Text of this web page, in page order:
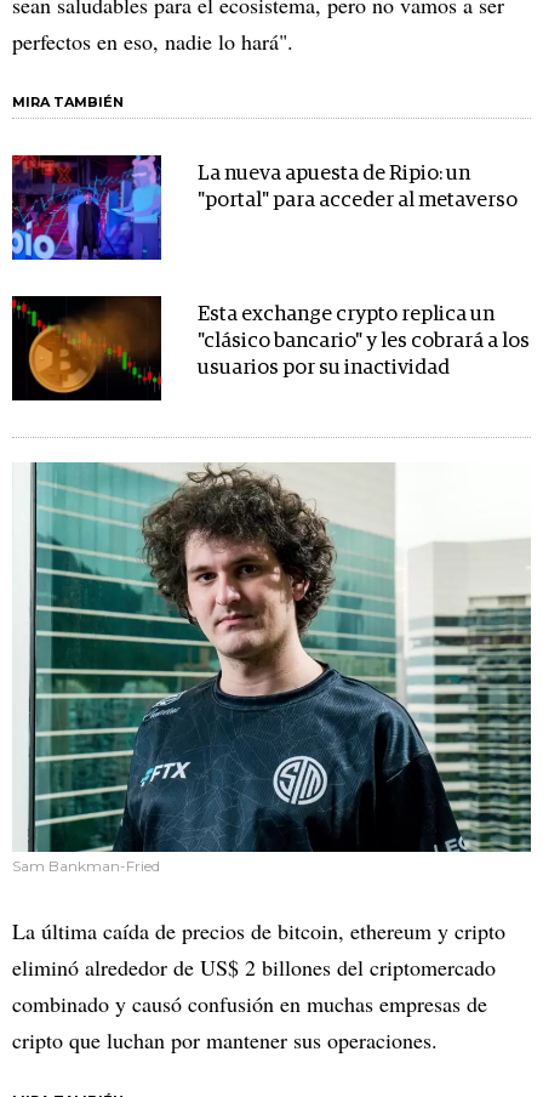
perfectos en eso, nadie lo hará".
MIRA TAMBIÉN
La nueva apuesta de Ripio: un
"portal" para acceder al metaverso
Esta exchange crypto replica un
"clásico bancario" y les cobrará a los
usuarios por su inactividad
Sam Bankman-Fried
La última caída de precios de bitcoin, ethereum y cripto
eliminó alrededor de US$ 2 billones del criptomercado
combinado y causó confusión en muchas empresas de
cripto que luchan por mantener sus operaciones.